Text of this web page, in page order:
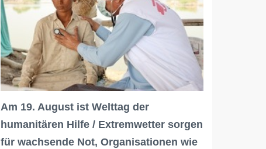
Am 19. August ist Welttag der
humanitären Hilfe / Extremwetter sorgen
für wachsende Not, Organisationen wie